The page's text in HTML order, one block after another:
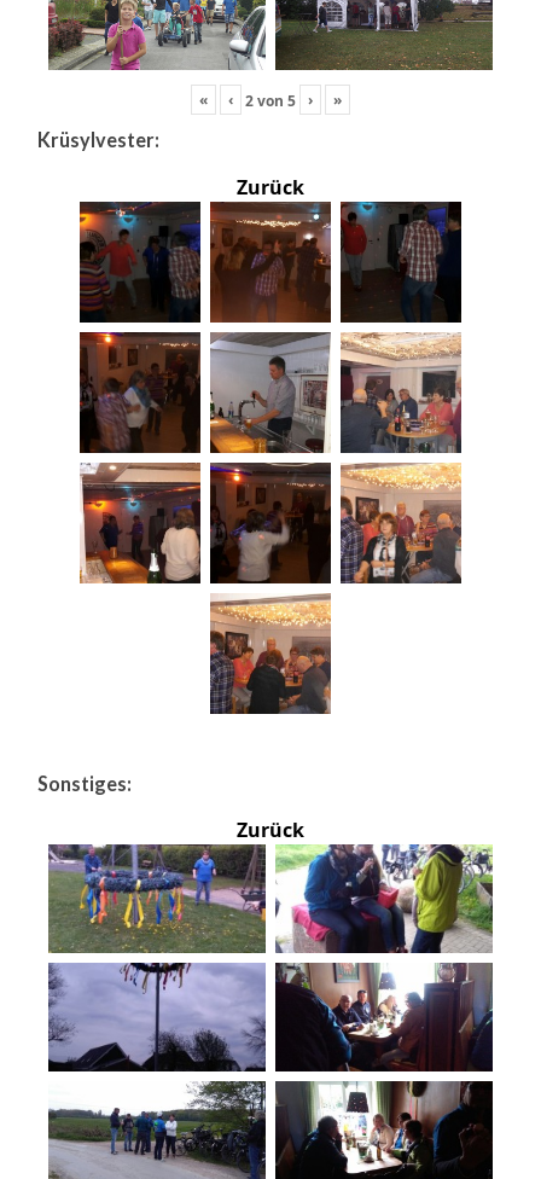
« ‹ 2von 5 › »
Krüsylvester:
Zurück
Sonstiges:
Zurück